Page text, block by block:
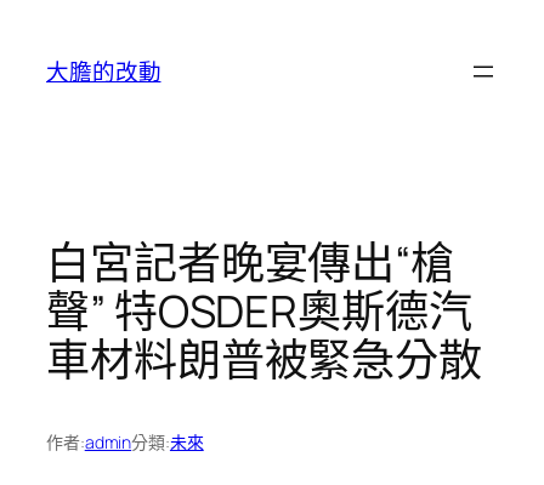
大膽的改動
白宮記者晚宴傳出“槍
聲” 特OSDER奧斯德汽
車材料朗普被緊急分散
作者:admin分類:未來